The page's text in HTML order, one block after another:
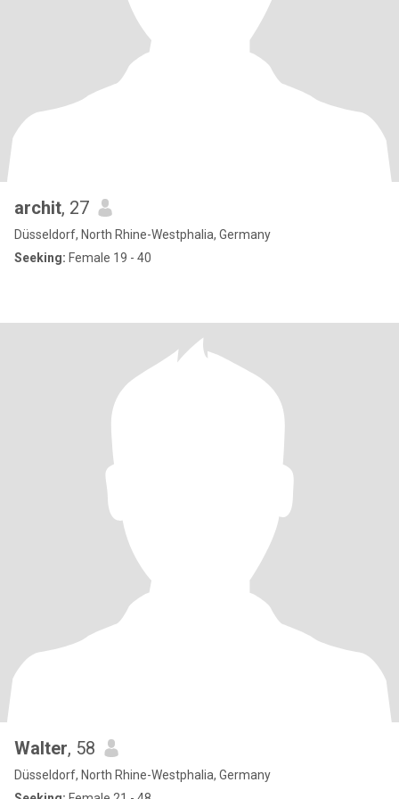
archit, 27
Düsseldorf, North Rhine-Westphalia, Germany
Seeking: Female 19 - 40
Walter, 58
Düsseldorf, North Rhine-Westphalia, Germany